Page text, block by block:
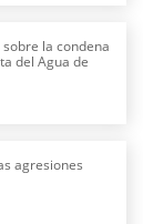
la condena
del Agua de
agresiones